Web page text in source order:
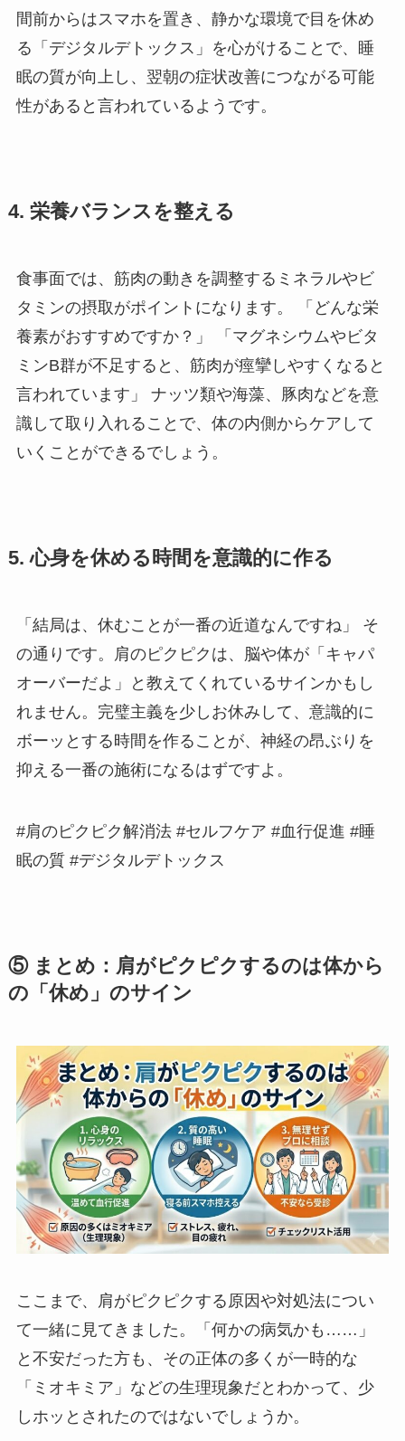
間前からはスマホを置き、静かな環境で目を休め
る「デジタルデトックス」を心がけることで、睡
眠の質が向上し、翌朝の症状改善につながる可能
性があると言われているようです。
4. 栄養バランスを整える
食事面では、筋肉の動きを調整するミネラルやビ
タミンの摂取がポイントになります。 「どんな栄
養素がおすすめですか？」 「マグネシウムやビタ
ミンB群が不足すると、筋肉が痙攣しやすくなると
言われています」 ナッツ類や海藻、豚肉などを意
識して取り入れることで、体の内側からケアして
いくことができるでしょう。
5. 心身を休める時間を意識的に作る
「結局は、休むことが一番の近道なんですね」 そ
の通りです。肩のピクピクは、脳や体が「キャパ
オーバーだよ」と教えてくれているサインかもし
れません。完璧主義を少しお休みして、意識的に
ボーッとする時間を作ることが、神経の昂ぶりを
抑える一番の施術になるはずですよ。
#肩のピクピク解消法 #セルフケア #血行促進 #睡
眠の質 #デジタルデトックス
⑤ まとめ：肩がピクピクするのは体から
の「休め」のサイン
ここまで、肩がピクピクする原因や対処法につい
て一緒に見てきました。「何かの病気かも……」
と不安だった方も、その正体の多くが一時的な
「ミオキミア」などの生理現象だとわかって、少
しホッとされたのではないでしょうか。